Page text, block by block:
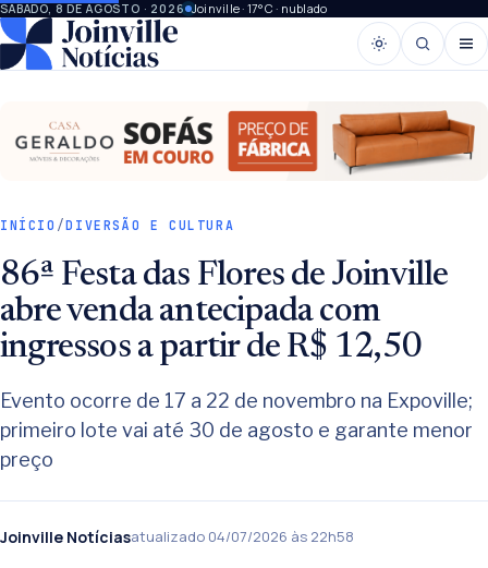
SÁBADO, 8 DE AGOSTO · 2026 Joinville · 17°C · nublado
INÍCIO /DIVERSÃO E CULTURA
86ª Festa das Flores de Joinville
abre venda antecipada com
ingressos a partir de R$ 12,50
Evento ocorre de 17 a 22 de novembro na Expoville;
primeiro lote vai até 30 de agosto e garante menor
preço
Joinville Notíciasatualizado 04/07/2026 às 22h58